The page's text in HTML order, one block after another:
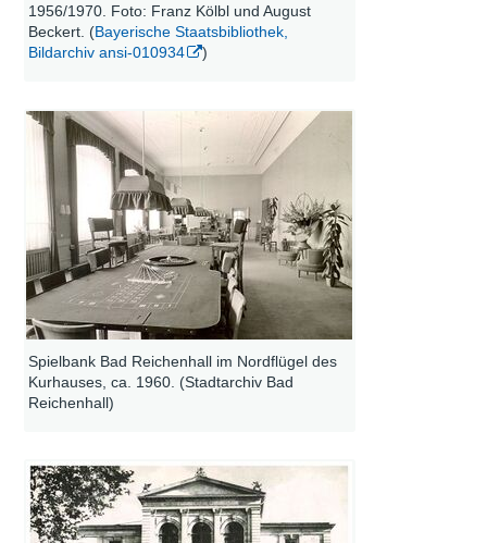
1956/1970. Foto: Franz Kölbl und August
Beckert. (Bayerische Staatsbibliothek,
Bildarchiv ansi-010934
)
Spielbank Bad Reichenhall im Nordflügel des
Kurhauses, ca. 1960. (Stadtarchiv Bad
Reichenhall)